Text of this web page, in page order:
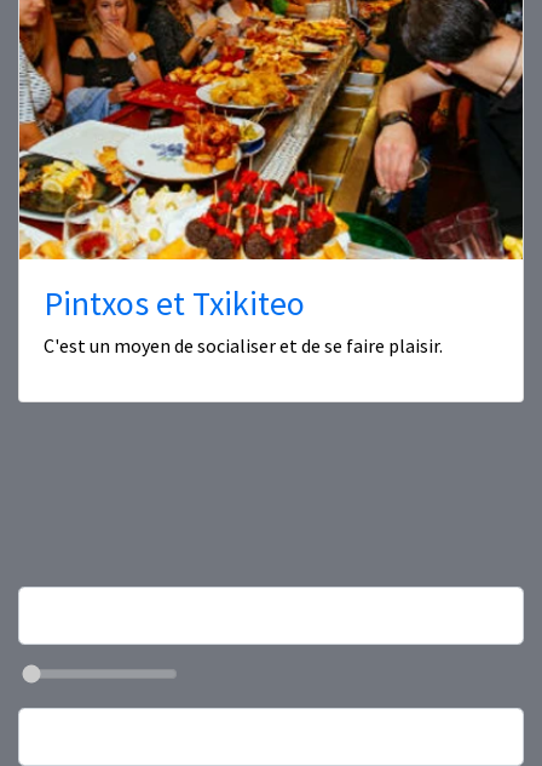
Pintxos et Txikiteo
C'est un moyen de socialiser et de se faire plaisir.